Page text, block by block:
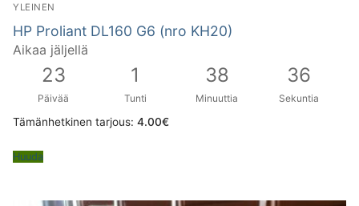
YLEINEN
HP Proliant DL160 G6 (nro KH20)
Aikaa jäljellä
23
Päivää
1
Tunti
38
Minuuttia
36
Sekuntia
Tämänhetkinen tarjous: 4.00€
Huuda